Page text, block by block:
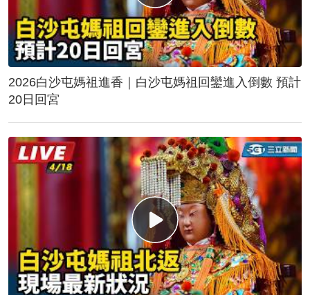
2026白沙屯媽祖進香｜白沙屯媽祖回鑾進入倒數 預計
20日回宮